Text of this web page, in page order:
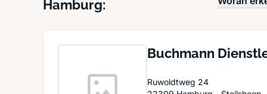
Hamburg:
Buchmann
Ruwoldtweg 24